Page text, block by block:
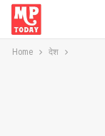
Home देश